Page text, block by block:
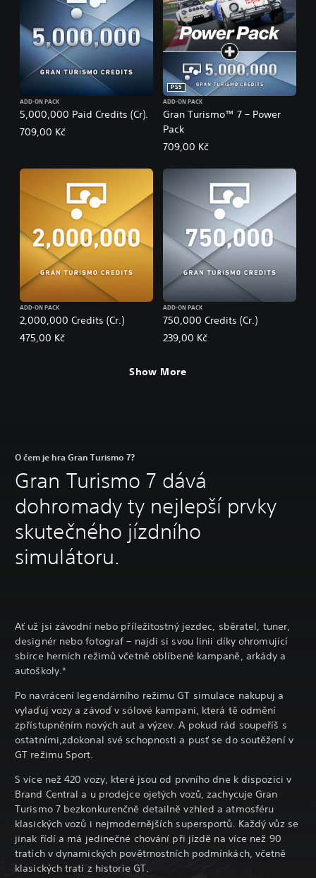
5,000,000 Paid Credits (Cr).
ADD-ON PACK
709,00 Kč
Gran Turismo™ 7 – Power
Pack
PS5
ADD-ON PACK
709,00 Kč
2,000,000 Credits (Cr.)
ADD-ON PACK
475,00 Kč
750,000 Credits (Cr.)
ADD-ON PACK
239,00 Kč
Show More
O čem je hra Gran Turismo 7?
Gran Turismo 7 dává
dohromady ty nejlepší prvky
skutečného jízdního
simulátoru.
Ať už jsi závodní nebo příležitostný jezdec, sběratel, tuner,
designér nebo fotograf – najdi si svou linii díky ohromující
sbírce herních režimů včetně oblíbené kampaně, arkády a
autoškoly.*
Po navrácení legendárního režimu GT simulace nakupuj a
vylaďuj vozy a závoď v sólové kampani, která tě odmění
zpřístupněním nových aut a výzev. A pokud rád soupeříš s
ostatními,zdokonal své schopnosti a pusť se do soutěžení v
GT režimu Sport.
S více než 420 vozy, které jsou od prvního dne k dispozici v
Brand Central a u prodejce ojetých vozů, zachycuje Gran
Turismo 7 bezkonkurenčně detailně vzhled a atmosféru
klasických vozů i nejmodernějších supersportů. Každý vůz se
jinak řídí a má jedinečné chování při jízdě na více než 90
tratích v dynamických povětrnostních podmínkách, včetně
klasických tratí z historie GT.